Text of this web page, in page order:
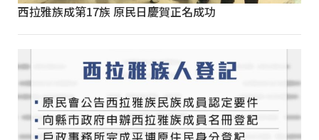
西拉雅族成第17族 原民日慶賀正名成功